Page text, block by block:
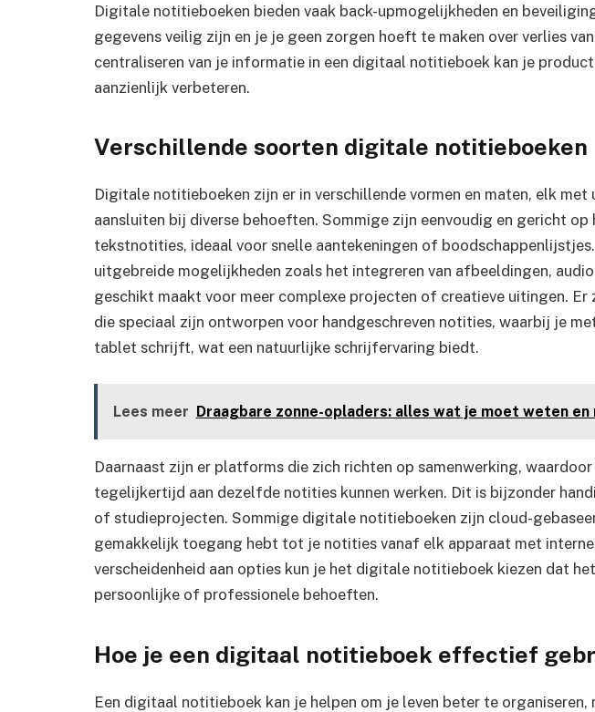
Digitale notitieboeken bieden vaak back-upmogelijkheden en
gegevens veilig zijn en je je geen zorgen hoeft te maken over verlies
centraliseren van je informatie in een digitaal notitieboek kan je
aanzienlijk verbeteren.
Verschillende soorten digitale notitieboeken
Digitale notitieboeken zijn er in verschillende vormen en maten, elk met
aansluiten bij diverse behoeften. Sommige zijn eenvoudig en gericht op
tekstnotities, ideaal voor snelle aantekeningen of
uitgebreide mogelijkheden zoals het integreren van afbeeldingen,
geschikt maakt voor meer complexe projecten of creatieve uitingen.
die speciaal zijn ontworpen voor handgeschreven notities, waarbij je
tablet schrijft, wat een natuurlijke schrijfervaring biedt.
Lees meer Draagbare zonne-opladers: alles wat je moet weten en
Daarnaast zijn er platforms die zich richten op samenwerking,
tegelijkertijd aan dezelfde notities kunnen werken. Dit is bijzonder
of studieprojecten. Sommige digitale notitieboeken zijn cloud-
gemakkelijk toegang hebt tot je notities vanaf elk apparaat met
verscheidenheid aan opties kun je het digitale notitieboek kiezen dat
persoonlijke of professionele behoeften.
Hoe je een digitaal notitieboek effectief
Een digitaal notitieboek kan je helpen om je leven beter te